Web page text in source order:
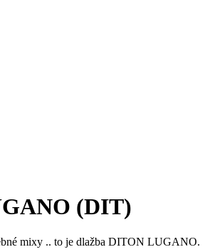
(DIT)
mixy .. to je dlažba DITON LUGANO.